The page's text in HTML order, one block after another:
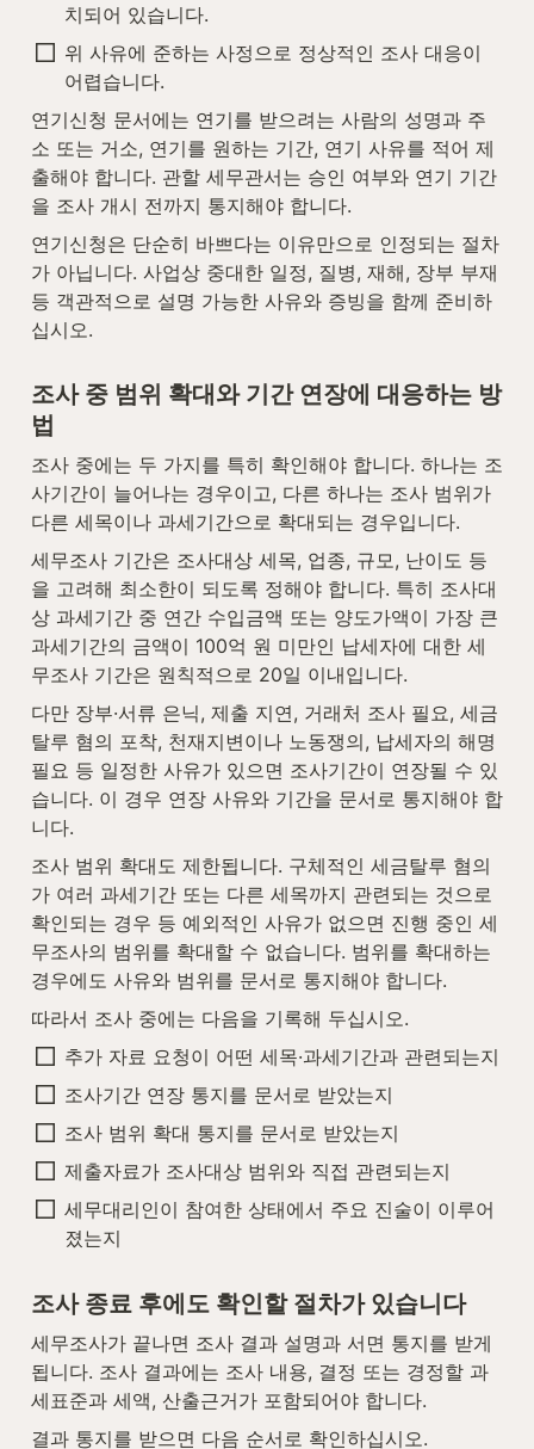
치되어 있습니다.
위 사유에 준하는 사정으로 정상적인 조사 대응이
어렵습니다.
연기신청 문서에는 연기를 받으려는 사람의 성명과 주
소 또는 거소, 연기를 원하는 기간, 연기 사유를 적어 제
출해야 합니다. 관할 세무관서는 승인 여부와 연기 기간
을 조사 개시 전까지 통지해야 합니다.
연기신청은 단순히 바쁘다는 이유만으로 인정되는 절차
가 아닙니다. 사업상 중대한 일정, 질병, 재해, 장부 부재
등 객관적으로 설명 가능한 사유와 증빙을 함께 준비하
십시오.
조사 중 범위 확대와 기간 연장에 대응하는 방
법
조사 중에는 두 가지를 특히 확인해야 합니다. 하나는 조
사기간이 늘어나는 경우이고, 다른 하나는 조사 범위가
다른 세목이나 과세기간으로 확대되는 경우입니다.
세무조사 기간은 조사대상 세목, 업종, 규모, 난이도 등
을 고려해 최소한이 되도록 정해야 합니다. 특히 조사대
상 과세기간 중 연간 수입금액 또는 양도가액이 가장 큰
과세기간의 금액이 100억 원 미만인 납세자에 대한 세
무조사 기간은 원칙적으로 20일 이내입니다.
다만 장부·서류 은닉, 제출 지연, 거래처 조사 필요, 세금
탈루 혐의 포착, 천재지변이나 노동쟁의, 납세자의 해명
필요 등 일정한 사유가 있으면 조사기간이 연장될 수 있
습니다. 이 경우 연장 사유와 기간을 문서로 통지해야 합
니다.
조사 범위 확대도 제한됩니다. 구체적인 세금탈루 혐의
가 여러 과세기간 또는 다른 세목까지 관련되는 것으로
확인되는 경우 등 예외적인 사유가 없으면 진행 중인 세
무조사의 범위를 확대할 수 없습니다. 범위를 확대하는
경우에도 사유와 범위를 문서로 통지해야 합니다.
따라서 조사 중에는 다음을 기록해 두십시오.
추가 자료 요청이 어떤 세목·과세기간과 관련되는지
조사기간 연장 통지를 문서로 받았는지
조사 범위 확대 통지를 문서로 받았는지
제출자료가 조사대상 범위와 직접 관련되는지
세무대리인이 참여한 상태에서 주요 진술이 이루어
졌는지
조사 종료 후에도 확인할 절차가 있습니다
세무조사가 끝나면 조사 결과 설명과 서면 통지를 받게
됩니다. 조사 결과에는 조사 내용, 결정 또는 경정할 과
세표준과 세액, 산출근거가 포함되어야 합니다.
결과 통지를 받으면 다음 순서로 확인하십시오.